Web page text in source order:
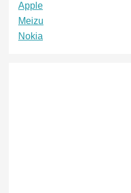
Apple
Meizu
Nokia